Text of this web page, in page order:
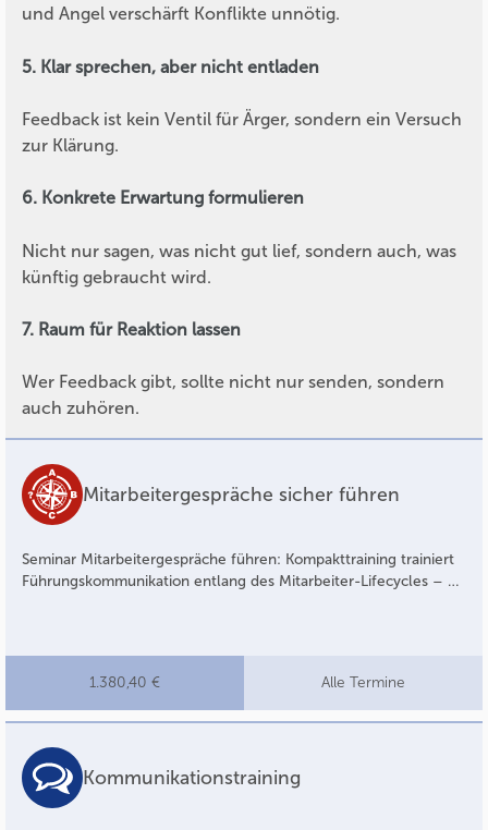
und Angel verschärft Konflikte unnötig.
5. Klar sprechen, aber nicht entladen
Feedback ist kein Ventil für Ärger, sondern ein Versuch
zur Klärung.
6. Konkrete Erwartung formulieren
Nicht nur sagen, was nicht gut lief, sondern auch, was
künftig gebraucht wird.
7. Raum für Reaktion lassen
Wer Feedback gibt, sollte nicht nur senden, sondern
auch zuhören.
Mitarbeitergespräche sicher führen
Seminar Mitarbeitergespräche führen: Kompakttraining trainiert
Führungskommunikation entlang des Mitarbeiter-Lifecycles – …
1.380,40 € Alle Termine
Kommunikationstraining